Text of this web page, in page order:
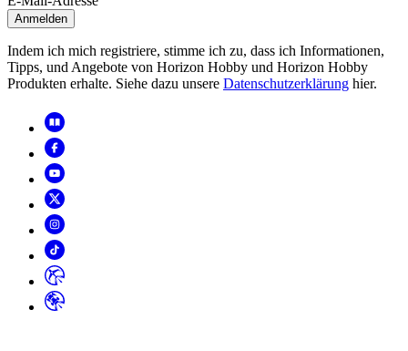
Anmelden
Indem ich mich registriere, stimme ich zu, dass ich Informationen,
Tipps, und Angebote von Horizon Hobby und Horizon Hobby
Produkten erhalte. Siehe dazu unsere Datenschutzerklärung hier.